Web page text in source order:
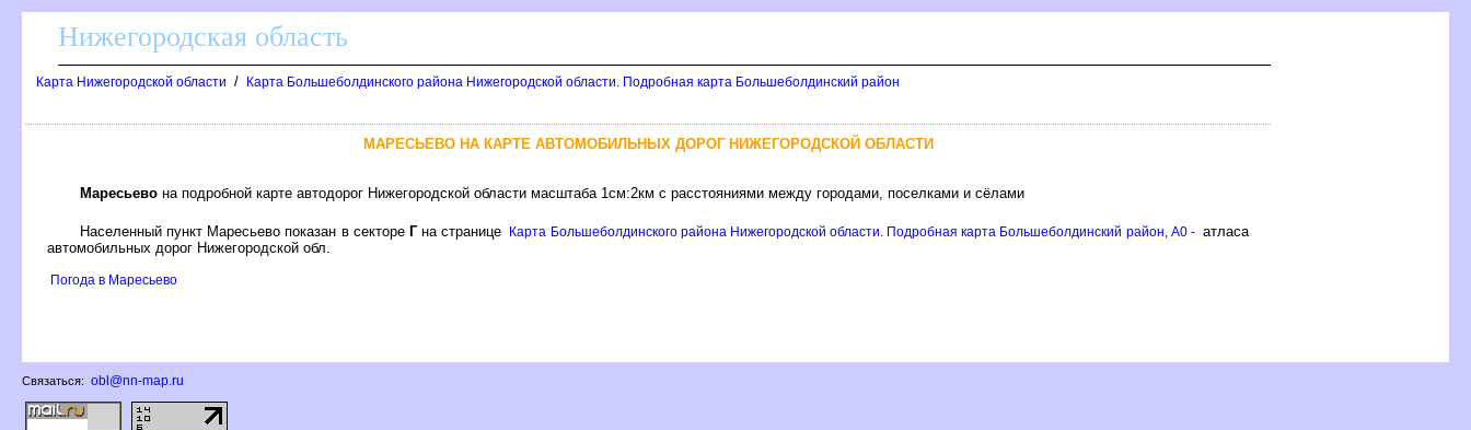
Нижегородская область
Карта Нижегородской области / Карта Большеболдинского района Нижегородской области. Подробная карта Большеболдинский район
МАРЕСЬЕВО НА КАРТЕ АВТОМОБИЛЬНЫХ ДОРОГ НИЖЕГОРОДСКОЙ ОБЛАСТИ
Маресьево на подробной карте автодорог Нижегородской области масштаба 1см:2км с расстояниями между городами, поселками и сёлами
Населенный пункт Маресьево показан в секторе Гна странице Карта Большеболдинского района Нижегородской области. Подробная карта Большеболдинский район, A0 - атласа
автомобильных дорог Нижегородской обл.
Погода в Маресьево
Связаться: obl@nn-map.ru